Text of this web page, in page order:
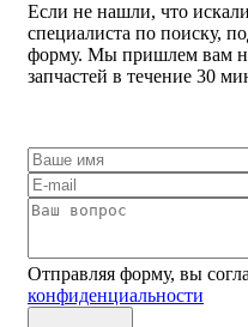
Если не нашли, что
специалиста по поиску,
форму. Мы пришлем вам
запчастей в течение 30
Отправляя форму, вы
конфиденциальности